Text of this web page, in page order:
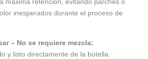
máxima retención, evitando parches o
inesperados durante el proceso de
– No se requiere mezcla:
y listo directamente de la botella.